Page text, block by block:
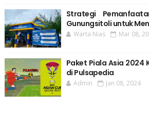
Strategi
Gunungsitoli untuk
Warta Nias Mar 08,
Paket Piala Asia 2024
di Pulsapedia
Admin Jan 08, 2024